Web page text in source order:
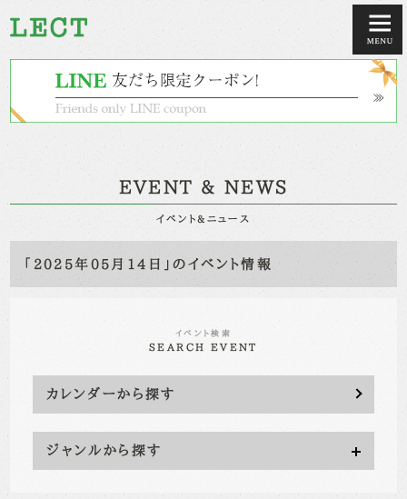
EVENT & NEWS
イベント&ニュース
「2025年05月14日」のイベント情報
イベント検索
SEARCH EVENT
カレンダーから探す
ジャンルから探す